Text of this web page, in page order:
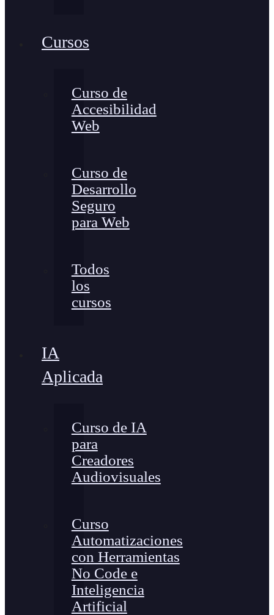
Cursos
Curso de
Accesibilidad
Web
Curso de
Desarrollo
Seguro
para Web
Todos
los
cursos
IA
Aplicada
Curso de IA
para
Creadores
Audiovisuales
Curso
Automatizaciones
con Herramientas
No Code e
Inteligencia
Artificial